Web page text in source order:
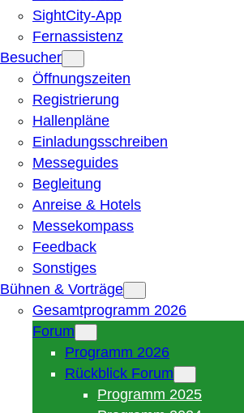
SightCity-App
Fernassistenz
Besucher
Öffnungszeiten
Registrierung
Hallenpläne
Einladungsschreiben
Messeguides
Begleitung
Anreise & Hotels
Messekompass
Feedback
Sonstiges
Bühnen & Vorträge
Gesamtprogramm 2026
Forum
Programm 2026
Rückblick Forum
Programm 2025